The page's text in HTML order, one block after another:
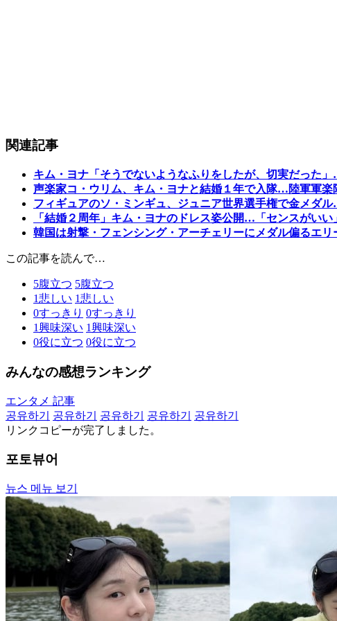
関連記事
キム・ヨナ「そうでないようなふりをしたが、切実だった
声楽家コ・ウリム、キム・ヨナと結婚１年で入隊…陸軍軍楽
フィギュアのソ・ミンギュ、ジュニア世界選手権で金メダ
「結婚２周年」キム・ヨナのドレス姿公開…「センスがいい
韓国は射撃・フェンシング・アーチェリーにメダル偏るエ
この記事を読んで…
5腹立つ 5腹立つ
1悲しい 1悲しい
0すっきり 0すっきり
1興味深い 1興味深い
0役に立つ 0役に立つ
みんなの感想ランキング
エンタメ 記事
공유하기
공유하기 공유하기 공유하기
공유하기
リンクコピーが完了しました。
포토뷰어
뉴스 메뉴 보기